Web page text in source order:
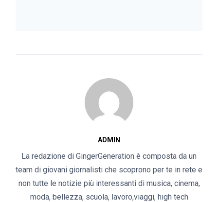
ADMIN
La redazione di GingerGeneration è composta da un
team di giovani giornalisti che scoprono per te in rete e
non tutte le notizie più interessanti di musica, cinema,
moda, bellezza, scuola, lavoro,viaggi, high tech